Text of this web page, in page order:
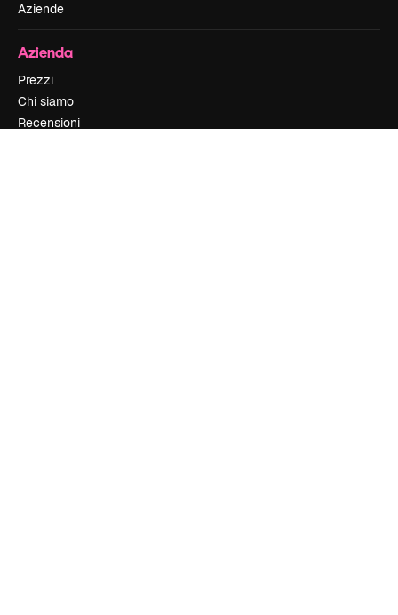
Aziende
Azienda
Prezzi
Chi siamo
Recensioni